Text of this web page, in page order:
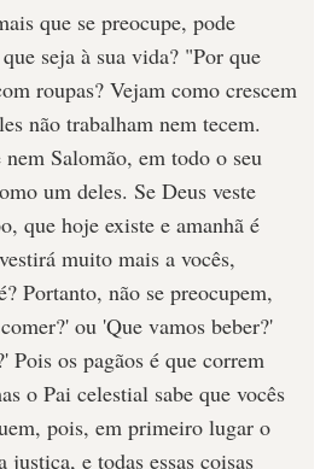
que se preocupe, pode
seja à sua vida? "Por que
roupas? Vejam como crescem
não trabalham nem tecem.
Salomão, em todo o seu
um deles. Se Deus veste
que hoje existe e amanhã é
muito mais a vocês,
Portanto, não se preocupem,
ou 'Que vamos beber?'
Pois os pagãos é que correm
o Pai celestial sabe que vocês
pois, em primeiro lugar o
justiça, e todas essas coisas